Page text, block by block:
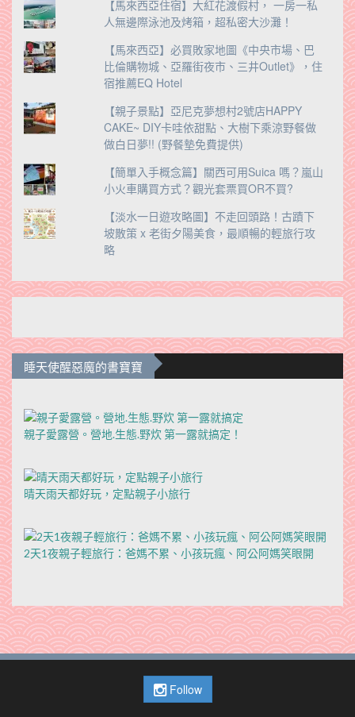
【馬來西亞住宿】大紅花渡假村， 一房一私
人無邊際泳池及烤箱，超私密大沙灘！
【馬來西亞】必買敗家地圖《中央市場、巴
比倫購物城、亞羅街夜市、三井Outlet》，住
宿推薦EQ Hotel
【親子景點】亞尼克夢想村2號店HAPPY
CAKE~ DIY卡哇依甜點、大樹下乘涼野餐做
做白日夢!! (野餐墊免費提供)
【簡單入手概念篇】關西可用Suica 嗎？嵐山
小火車購買方式？觀光套票買OR不買?
【淡水一日遊攻略圖】不走回頭路！古蹟下
坡散策 x 老街夕陽美食，最順暢的輕旅行攻
略
睡天使醒惡魔的書寶寶
親子愛露營。營地.生態.野炊 第一露就搞定！
晴天雨天都好玩，定點親子小旅行
2天1夜親子輕旅行：爸媽不累、小孩玩瘋、阿公阿媽笑眼開
Follow